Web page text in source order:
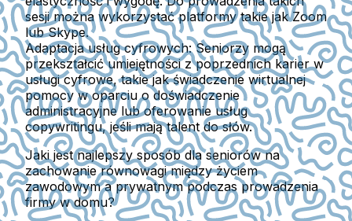
sesji można wykorzystać platformy takie jak Zoom
lub Skype.
Adaptacja usług cyfrowych:Seniorzy mogą
przekształcić umiejętności z poprzednich karier w
usługi cyfrowe, takie jak świadczenie wirtualnej
pomocy w oparciu o doświadczenie
administracyjne lub oferowanie usług
copywritingu, jeśli mają talent do słów.
Jaki jest najlepszy sposób dla seniorów na
zachowanie równowagi między życiem
zawodowym a prywatnym podczas prowadzenia
firmy w domu?